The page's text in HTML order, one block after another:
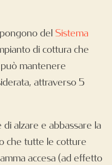
delSistema
di cottura che
mantenere
attraverso 5
alzare e abbassare la
che tutte le cotture
accesa (ad effetto